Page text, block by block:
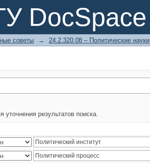
DocSpace
советы → 24.2.320.08 – Политические науки
результатов поиска.